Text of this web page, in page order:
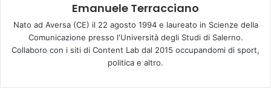
Emanuele Terracciano
Nato ad Aversa (CE) il 22 agosto 1994 e laureato in Scienze della
Comunicazione presso l'Università degli Studi di Salerno.
Collaboro con i siti di Content Lab dal 2015 occupandomi di sport,
politica e altro.